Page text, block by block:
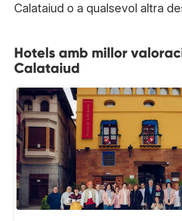
Calataiud o a qualsevol altra
Hotels amb millor
Calataiud